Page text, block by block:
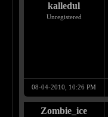
kalledul
Unregistered
08-04-2010, 10:26 PM
Zombie_ice